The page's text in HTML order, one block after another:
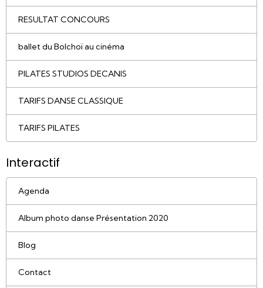
RESULTAT CONCOURS
ballet du Bolchoï au cinéma
PILATES STUDIOS DECANIS
TARIFS DANSE CLASSIQUE
TARIFS PILATES
Interactif
Agenda
Album photo danse Présentation 2020
Blog
Contact